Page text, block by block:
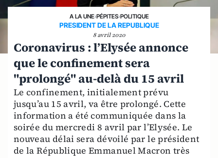
A LA UNE›PÉPITES›POLITIQUE
PRESIDENT DE LA REPUBLIQUE
8 avril 2020
Coronavirus : l’Elysée annonce
que le confinement sera
"prolongé" au-delà du 15 avril
Le confinement, initialement prévu
jusqu’au 15 avril, va être prolongé. Cette
information a été communiquée dans la
soirée du mercredi 8 avril par l’Elysée. Le
nouveau délai sera dévoilé par le président
de la République Emmanuel Macron très